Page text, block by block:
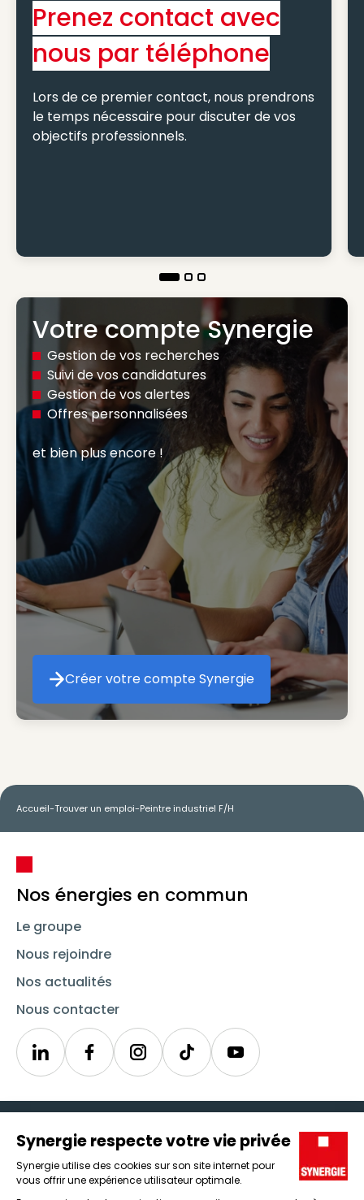
Prenez contact avec
nous par téléphone
Lors de ce premier contact, nous prendrons
le temps nécessaire pour discuter de vos
objectifs professionnels.
Votre compte Synergie
Gestion de vos recherches
Suivi de vos candidatures
Gestion de vos alertes
Offres personnalisées
et bien plus encore !
Créer votre compte Synergie
Créer votre compte Synergie
Accueil-Trouver un emploi-Peintre industriel F/H
Nos énergies en commun
Le groupe
Nous rejoindre
Nos actualités
Nous contacter
LinkedinSynergieInstagramTikTok Youtube
Icône d'illustration
Candidats
Entreprises
Icône d'illustration